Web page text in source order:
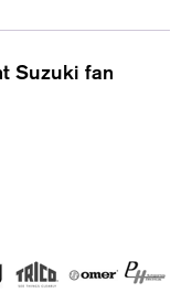
Suzuki fan